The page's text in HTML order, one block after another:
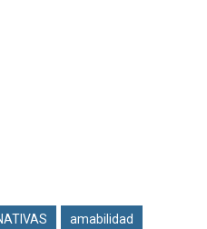
amabilidad